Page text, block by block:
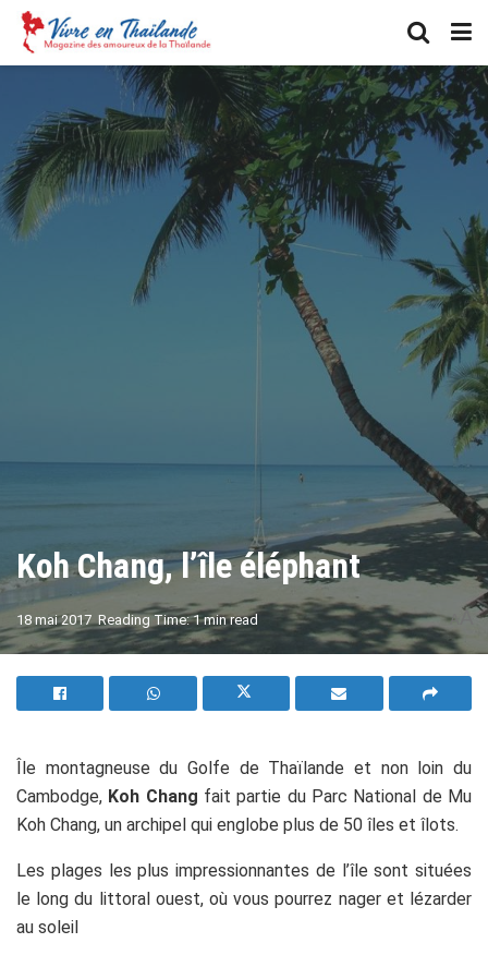
Koh Chang, l’île éléphant
18 mai 2017 Reading Time: 1 min read A A
Île montagneuse du Golfe de Thaïlande et non loin du
Cambodge, Koh Chang fait partie du Parc National de Mu
Koh Chang, un archipel qui englobe plus de 50 îles et îlots.
Les plages les plus impressionnantes de l’île sont situées
le long du littoral ouest, où vous pourrez nager et lézarder
au soleil